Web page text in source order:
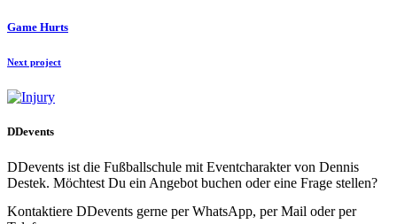
Game Hurts
Next project
DDevents
DDevents ist die Fußballschule mit Eventcharakter von Dennis
Destek. Möchtest Du ein Angebot buchen oder eine Frage stellen?
Kontaktiere DDevents gerne per WhatsApp, per Mail oder per